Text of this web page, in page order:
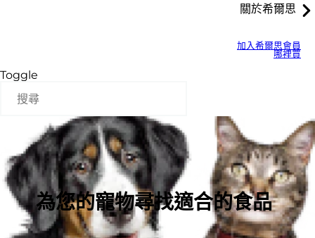
關於希爾思
加入希爾思會員
哪裡買
Toggle
為您的寵物尋找適合的食品